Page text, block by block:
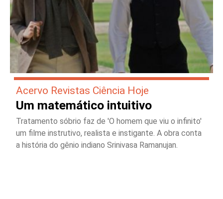
Acervo Revistas Ciência Hoje
Um matemático intuitivo
Tratamento sóbrio faz de 'O homem que viu o infinito'
um filme instrutivo, realista e instigante. A obra conta
a história do gênio indiano Srinivasa Ramanujan.